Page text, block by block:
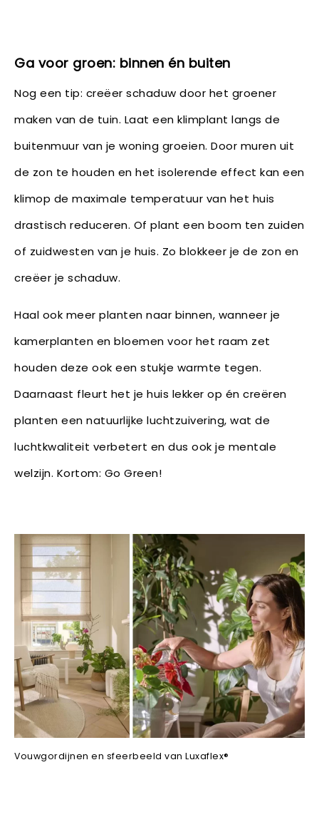
Ga voor groen: binnen én buiten
Nog een tip: creëer schaduw door het groener
maken van de tuin. Laat een klimplant langs de
buitenmuur van je woning groeien. Door muren uit
de zon te houden en het isolerende effect kan een
klimop de maximale temperatuur van het huis
drastisch reduceren. Of plant een boom ten zuiden
of zuidwesten van je huis. Zo blokkeer je de zon en
creëer je schaduw.
Haal ook meer planten naar binnen, wanneer je
kamerplanten en bloemen voor het raam zet
houden deze ook een stukje warmte tegen.
Daarnaast fleurt het je huis lekker op én creëren
planten een natuurlijke luchtzuivering, wat de
luchtkwaliteit verbetert en dus ook je mentale
welzijn. Kortom: Go Green!
Vouwgordijnen en sfeerbeeld van Luxaflex®